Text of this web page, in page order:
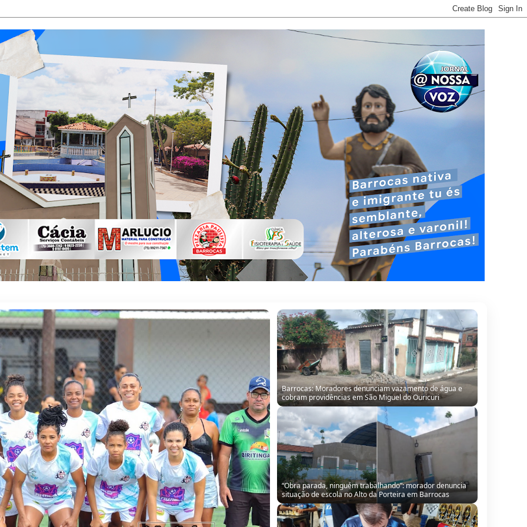
“Obra parada, ninguém trabalhando”: morador denuncia
situação de escola no Alto da Porteira em Barrocas
Barroquense participa da Copa Brasil de Xadrez para
Deficientes Visuais em Alagoas